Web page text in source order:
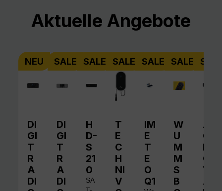
Produktgalerie überspringen
Aktuelle Angebote
NEU
DI
GI
T
R
A
DI
SALE
DI
GI
T
R
A
DI
SALE
H
D-
S
21
0
SA
SALE
T
E
C
H
NI
V
SALE
IM
E
T
E
O
Q1
SALE
W
U
M
M
S
B
A
QI
N
O
V
A